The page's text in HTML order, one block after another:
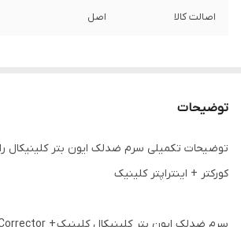
اصالت کالا اصل
توضیحات
توضیحات تکمیلی سرم ضدلک ایون بتر کلینیکال
کورکتر + اینتراپتر کلینیک